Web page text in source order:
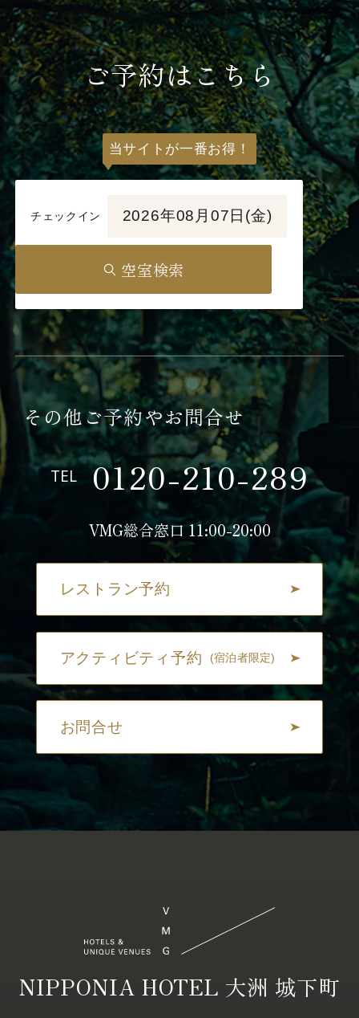
ご予約はこちら
当サイトが一番お得！
チェックイン 2026年08月07日(金)
空室検索
その他ご予約やお問合せ
TEL 0120-210-289
VMG総合窓口 11:00-20:00
レストラン予約
アクティビティ予約 (宿泊者限定)
お問合せ
NIPPONIA HOTEL 大洲 城下町